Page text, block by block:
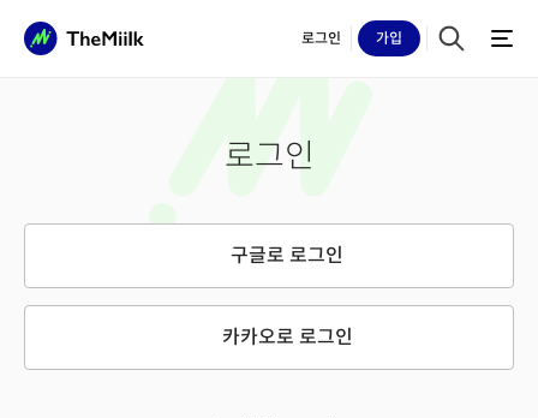
로그인 가입
로그인
구글로 로그인
카카오로 로그인